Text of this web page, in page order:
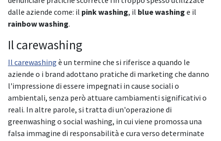
dalle aziende come: il pink washing, il blue washing e il
rainbow washing.
Il carewashing
Il carewashing è un termine che si riferisce a quando le
aziende o i brand adottano pratiche di marketing che danno
l'impressione di essere impegnati in cause sociali o
ambientali, senza però attuare cambiamenti significativi o
reali. In altre parole, si tratta di un'operazione di
greenwashing o social washing, in cui viene promossa una
falsa immagine di responsabilità e cura verso determinate